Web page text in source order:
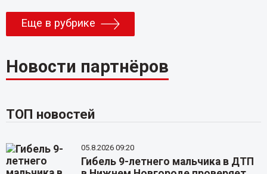
Еще в рубрике
Новости партнёров
ТОП новостей
05.8.2026 09:20
Гибель 9-летнего мальчика в ДТП